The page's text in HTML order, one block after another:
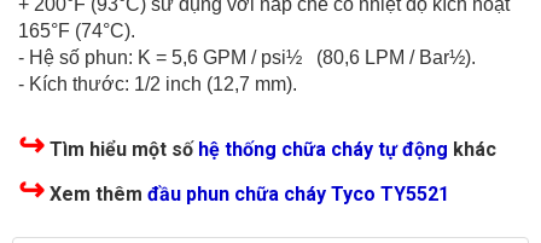
+ 200°F (93°C) sử dụng với nắp che có nhiệt độ kích hoạt
165°F (74°C).
- Hệ số phun: K = 5,6 GPM / psi½ (80,6 LPM / Bar½).
- Kích thước: 1/2 inch (12,7 mm).
↪ Tìm hiểu một số hệ thống chữa cháy tự động khác
↪ Xem thêm đầu phun chữa cháy Tyco TY5521